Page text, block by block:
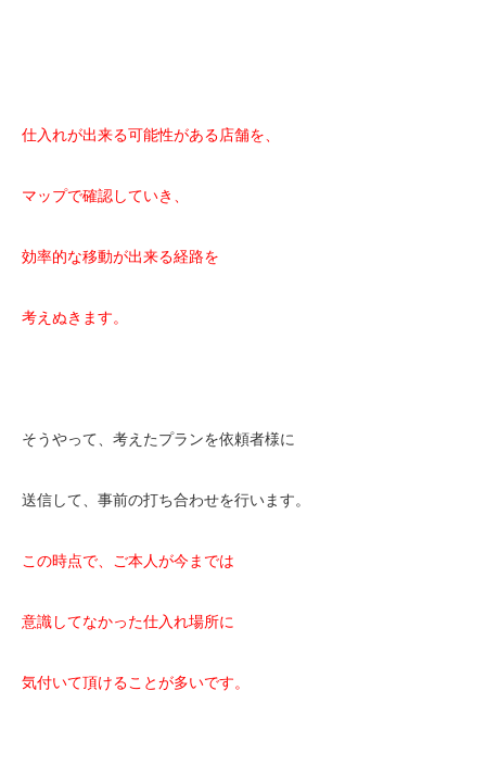
仕入れが出来る可能性がある店舗を、
マップで確認していき、
効率的な移動が出来る経路を
考えぬきます。
そうやって、考えたプランを依頼者様に
送信して、事前の打ち合わせを行います。
この時点で、ご本人が今までは
意識してなかった仕入れ場所に
気付いて頂けることが多いです。